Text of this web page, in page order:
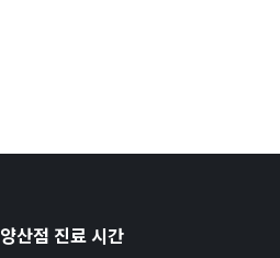
양산점 진료 시간